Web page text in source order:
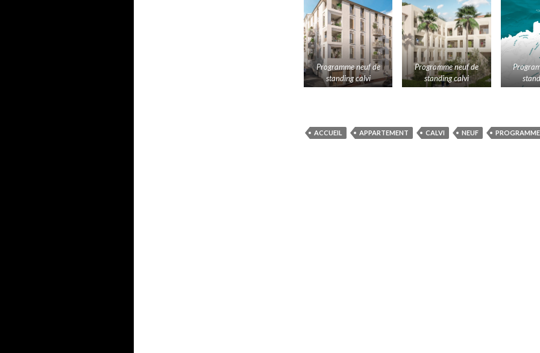
Programme neuf de
standing calvi
Programme neuf de
standing calvi
ACCUEIL APPARTEMENT CALVI NEUF PROGRAMME